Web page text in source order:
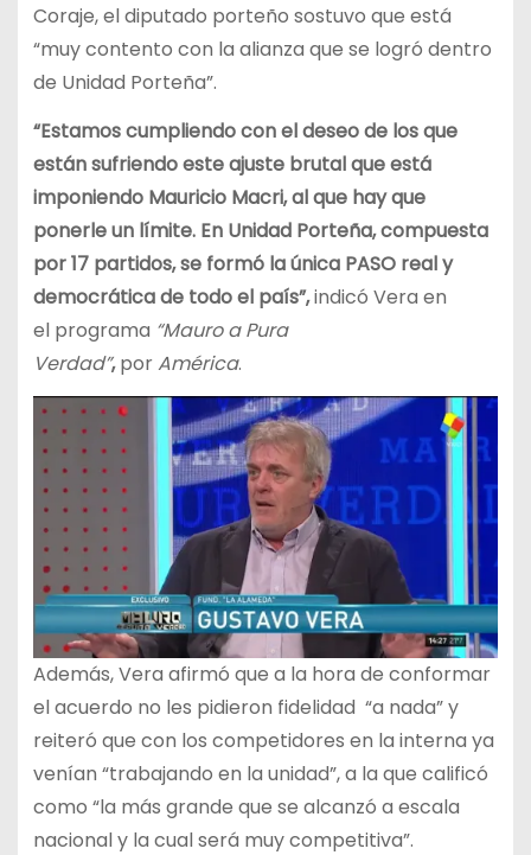
Coraje, el diputado porteño sostuvo que está
“muy contento con la alianza que se logró dentro
de Unidad Porteña”.
“Estamos cumpliendo con el deseo de los que
están sufriendo este ajuste brutal que está
imponiendo Mauricio Macri, al que hay que
ponerle un límite. En Unidad Porteña, compuesta
por 17 partidos, se formó la única PASO real y
democrática de todo el país”,indicó Vera en
el programa “Mauro a Pura
Verdad”,porAmérica.
Además, Vera afirmó que a la hora de conformar
el acuerdo no les pidieron fidelidad “a nada” y
reiteró que con los competidores en la interna ya
venían “trabajando en la unidad”, a la que calificó
como “la más grande que se alcanzó a escala
nacional y la cual será muy competitiva”.